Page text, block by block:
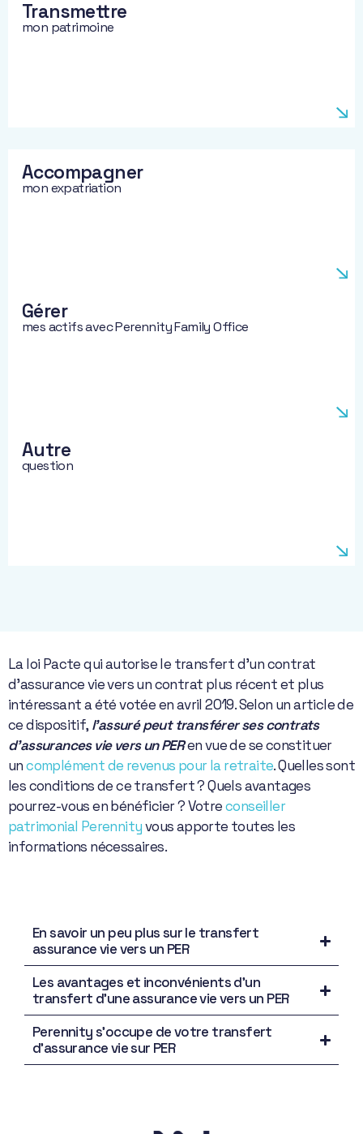
Transmettre
mon patrimoine
Accompagner
mon expatriation
Gérer
mes actifs avec Perennity Family Office
Autre
question
La loi Pacte qui autorise le transfert d’un contrat
d’assurance vie vers un contrat plus récent et plus
intéressant a été votée en avril 2019. Selon un article de
ce dispositif, l’assuré peut transférer ses contrats
d’assurances vie vers un PERen vue de se constituer
uncomplément de revenus pour la retraite. Quelles sont
les conditions de ce transfert ? Quels avantages
pourrez-vous en bénéficier ? Votreconseiller
patrimonial Perennityvous apporte toutes les
informations nécessaires.
En savoir un peu plus sur le transfert
assurance vie vers un PER
Les avantages et inconvénients d’un
transfert d’une assurance vie vers un PER
Perennity s’occupe de votre transfert
d’assurance vie sur PER